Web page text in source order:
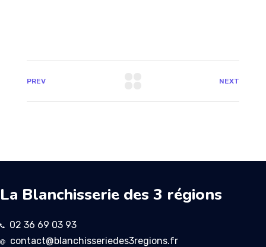
PREV NEXT
La Blanchisserie des 3 régions
02 36 69 03 93
contact@blanchisseriedes3regions.fr